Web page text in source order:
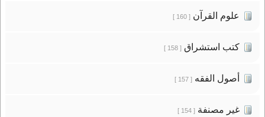
علوم القرآن[ 160 ]
كتب استشراق[ 158 ]
أصول الفقه[ 157 ]
غير مصنفة[ 154 ]